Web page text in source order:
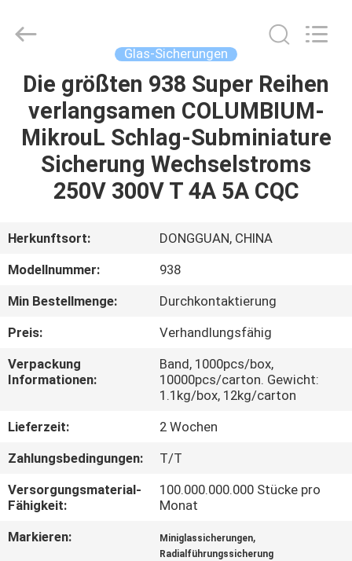
HAUS
PRODUKTE
ÜBER
FABRIK-
AUSFLUG
QUALITÄTSKONTROLLE
TRETEN
SIE
MIT
UNS
Co.,Ltd.
Glas-Sicherungen
Die größten 938 Super Reihen
verlangsamen COLUMBIUM-
MikrouL Schlag-Subminiature
Sicherung Wechselstroms
250V 300V T 4A 5A CQC
Herkunftsort:
DONGGUAN, CHINA
Modellnummer:
938
Min Bestellmenge:
Durchkontaktierung
Preis:
Verhandlungsfähig
Verpackung
Informationen:
Band, 1000pcs/box,
10000pcs/carton. Gewicht:
1.1kg/box, 12kg/carton
Lieferzeit:
2 Wochen
Zahlungsbedingungen:
T/T
Versorgungsmaterial-
Fähigkeit:
100.000.000.000 Stücke pro
Monat
Markieren:
Miniglassicherungen,
Radialführungssicherung